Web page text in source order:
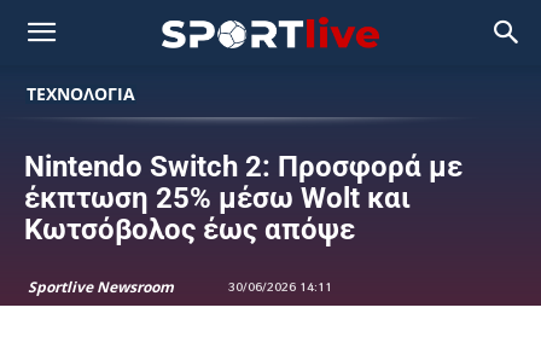
ΤΕΧΝΟΛΟΓΙΑ
Nintendo Switch 2: Προσφορά με
έκπτωση 25% μέσω Wolt και
Κωτσόβολος έως απόψε
Sportlive Newsroom 30/06/2026 14:11